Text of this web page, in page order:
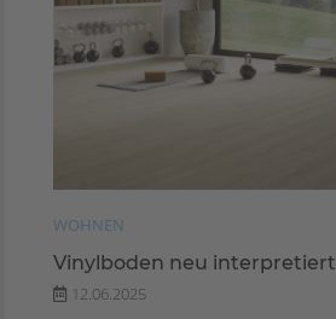
WOHNEN
Vinylboden neu interpretiert
12.06.2025